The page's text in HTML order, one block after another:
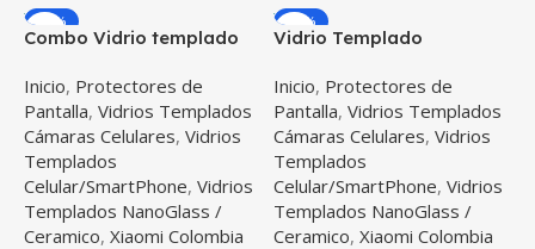
-12%
Combo Vidrio templado
Cerámico Nanoglass de
cámara para celular
Xiaomi Redmi Note 9s
Inicio, Protectores de
Pantalla, Vidrios Templados
Cámaras Celulares, Vidrios
Templados
Celular/SmartPhone, Vidrios
Templados NanoGlass /
Ceramico, Xiaomi Colombia
-48%
Vidrio Templado
celular Xiaomi Redmi Note
9s
Inicio, Protectores de
Pantalla, Vidrios Templados
Cámaras Celulares, Vidrios
Templados
Celular/SmartPhone, Vidrios
Templados NanoGlass /
Ceramico, Xiaomi Colombia